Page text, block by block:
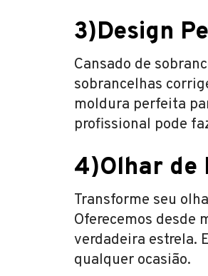
3)Design
Cansado de
sobrancelhas
moldura perfeita
profissional pode
4)Olhar de
Transforme seu
Oferecemos desde
verdadeira estrela.
qualquer ocasião.